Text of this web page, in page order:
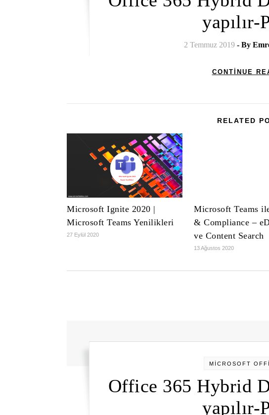
yapılır-
2 Temmuz 2019 - By
CONTINUE
RELATED
Microsoft Ignite 2020 |
Microsoft Teams Yenilikleri
27 Eylül 2020
Microsoft Teams
& Compliance –
ve Content Search
13 Ağustos 2020
MİCROSOFT
Office 365 Hybrid
yapılır-